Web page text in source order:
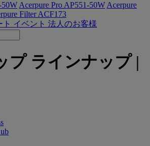
50W Acerpure Pro AP551-50W Acerpure
Filter ACF173
ト イベント 法人のお客様
プ ラインナップ |